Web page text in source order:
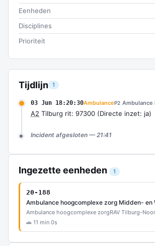
Tijdlijn 1
03 Jun 18:20:30AmbulanceP2 Ambulance
A2 Tilburg rit: 97300 (Directe inzet: ja)
Incident afgesloten — 21:41
Ingezette eenheden 1
20-188
Ambulance hoogcomplexe zorg Midden- en
Ambulance hoogcomplexe zorgRAV Tilburg-
🚗 11 min 0s
Eenheden
Disciplines
Prioriteit